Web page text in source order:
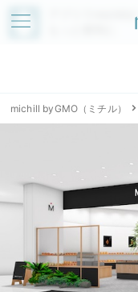
アプリでmichillが
michill byGMO（ミチル）